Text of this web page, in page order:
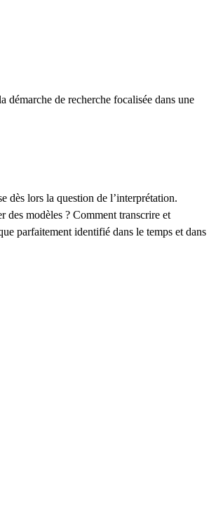
démarche de recherche focalisée dans une
dès lors la question de l’interprétation.
des modèles ? Comment transcrire et
parfaitement identifié dans le temps et dans